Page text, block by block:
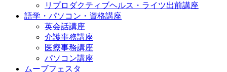
リプロダクティブヘルス・ライツ出前講座
語学・パソコン・資格講座
英会話講座
介護事務講座
医療事務講座
パソコン講座
ムーブフェスタ